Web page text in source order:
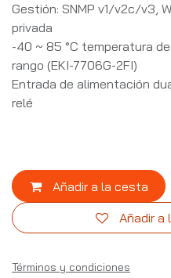
Gestión: SNMP v1/v2c/v3,
privada
-40 ~ 85 °C temperatura
rango (EKI-7706G-2FI)
Entrada de alimentación
relé
Añadir a la cesta
Añadir a
Términos y condiciones